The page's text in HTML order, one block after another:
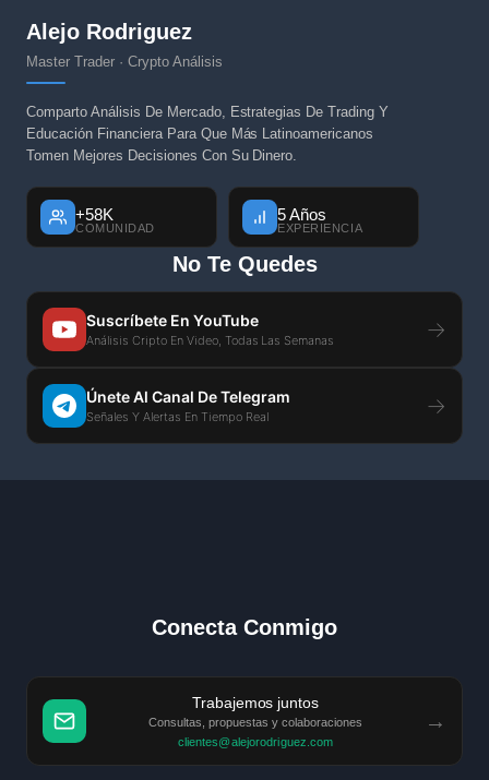
Alejo Rodriguez
Master Trader · Crypto Análisis
Comparto Análisis De Mercado, Estrategias De Trading Y
Educación Financiera Para Que Más Latinoamericanos
Tomen Mejores Decisiones Con Su Dinero.
+58K
COMUNIDAD
5 Años
EXPERIENCIA
No Te Quedes
Suscríbete En YouTube
Análisis Cripto En Video, Todas Las Semanas →
Únete Al Canal De Telegram
Señales Y Alertas En Tiempo Real →
Conecta Conmigo
Trabajemos juntos
Consultas, propuestas y colaboraciones
clientes@alejorodriguez.com
→